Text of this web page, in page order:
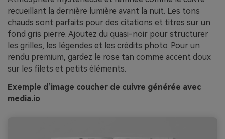
recueillant la dernière lumière avant la nuit. Les tons
chauds sont parfaits pour des citations et titres sur un
fond gris pierre. Ajoutez du quasi-noir pour structurer
les grilles, les légendes et les crédits photo. Pour un
rendu premium, gardez le rose tan comme accent doux
sur les filets et petits éléments.
Exemple d’image coucher de cuivre générée avec
media.io